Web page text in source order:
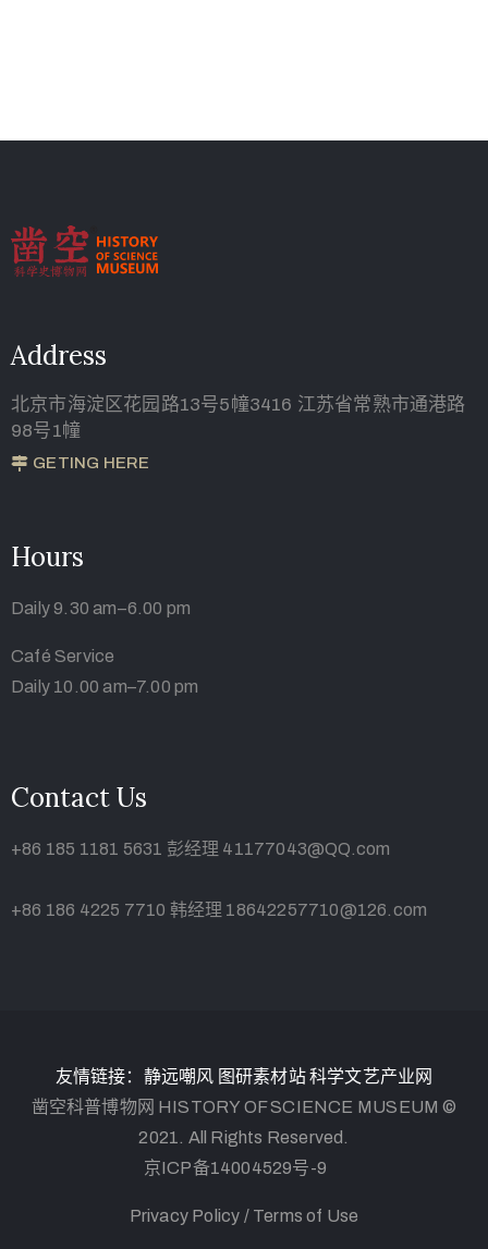
Address
北京市海淀区花园路13号5幢3416 江苏省常熟市通港路
98号1幢
GETING HERE
Hours
Daily 9.30 am–6.00 pm
Café Service
Daily 10.00 am–7.00 pm
Contact Us
+86 185 1181 5631 彭经理 41177043@QQ.com
+86 186 4225 7710 韩经理 18642257710@126.com
友情链接： 静远嘲风 图研素材站科学文艺产业网
凿空科普博物网 HISTORY OF SCIENCE MUSEUM ©
2021. All Rights Reserved.
京ICP备14004529号-9
Privacy Policy / Terms of Use